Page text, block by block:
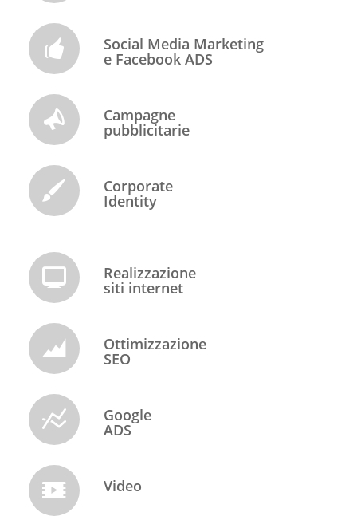
Social Media Marketing
e Facebook ADS
Campagne
pubblicitarie
Corporate
Identity
Realizzazione
siti internet
Ottimizzazione
SEO
Google
ADS
Video